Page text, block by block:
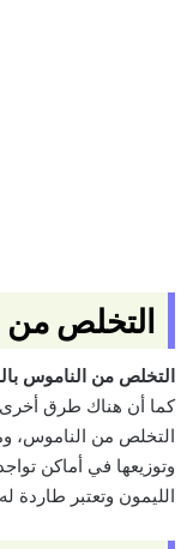
التخلص من
التخلص من الناموس
كما أن هناك طرق
التخلص من الناموس،
وتوزيعها في أماكن
الليمون وتعتبر طاردة